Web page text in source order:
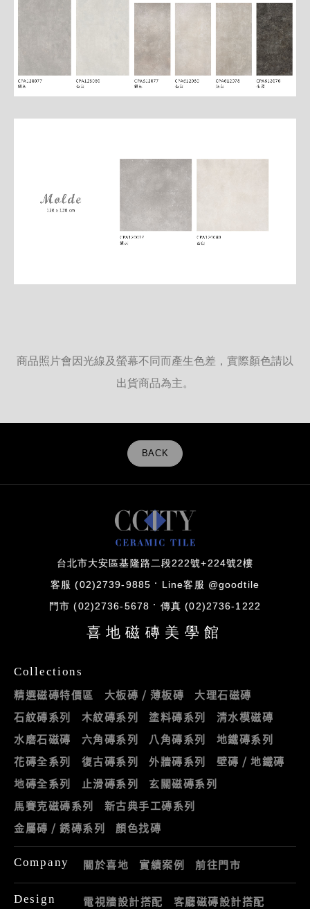
商品照片會因光線及螢幕不同而產生色差，實際顏色請以
出貨商品為主。
BACK
台北市大安區基隆路二段222號+224號2樓
客服 (02)2739-9885 Line客服 @goodtile
門市 (02)2736-5678 傳真 (02)2736-1222
喜地磁磚美學館
Collections
精選磁磚特價區 大板磚 / 薄板磚
大理石磁磚
石紋磚系列
木紋磚系列 塗料磚系列
清水模磁磚
水磨石磁磚
六角磚系列 八角磚系列
地鐵磚系列
花磚全系列
復古磚系列 外牆磚系列
壁磚 / 地鐵磚
地磚全系列
止滑磚系列
玄關磁磚系列
馬賽克磁磚系列
新古典手工磚系列
金屬磚 / 銹磚系列
顏色找磚
Company 關於喜地 實績案例 前往門市
Design 電視牆設計搭配 客廳磁磚設計搭配